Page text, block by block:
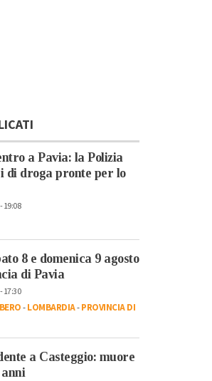
a Pavia: la Polizia
di droga pronte per lo
19:08
8 e domenica 9 agosto
di Pavia
17:30
-LOMBARDIA-PROVINCIA DI
a Casteggio: muore